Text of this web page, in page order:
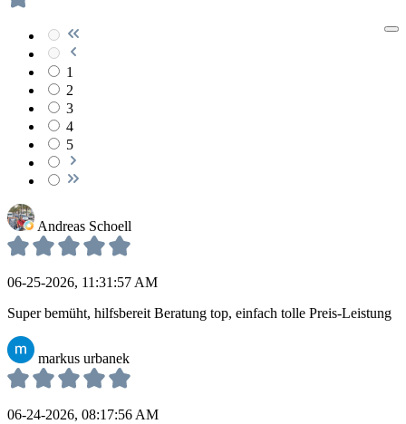
1
2
3
4
5
Andreas Schoell
06-25-2026, 11:31:57 AM
Super bemüht, hilfsbereit Beratung top, einfach tolle Preis-Leistung
markus urbanek
06-24-2026, 08:17:56 AM